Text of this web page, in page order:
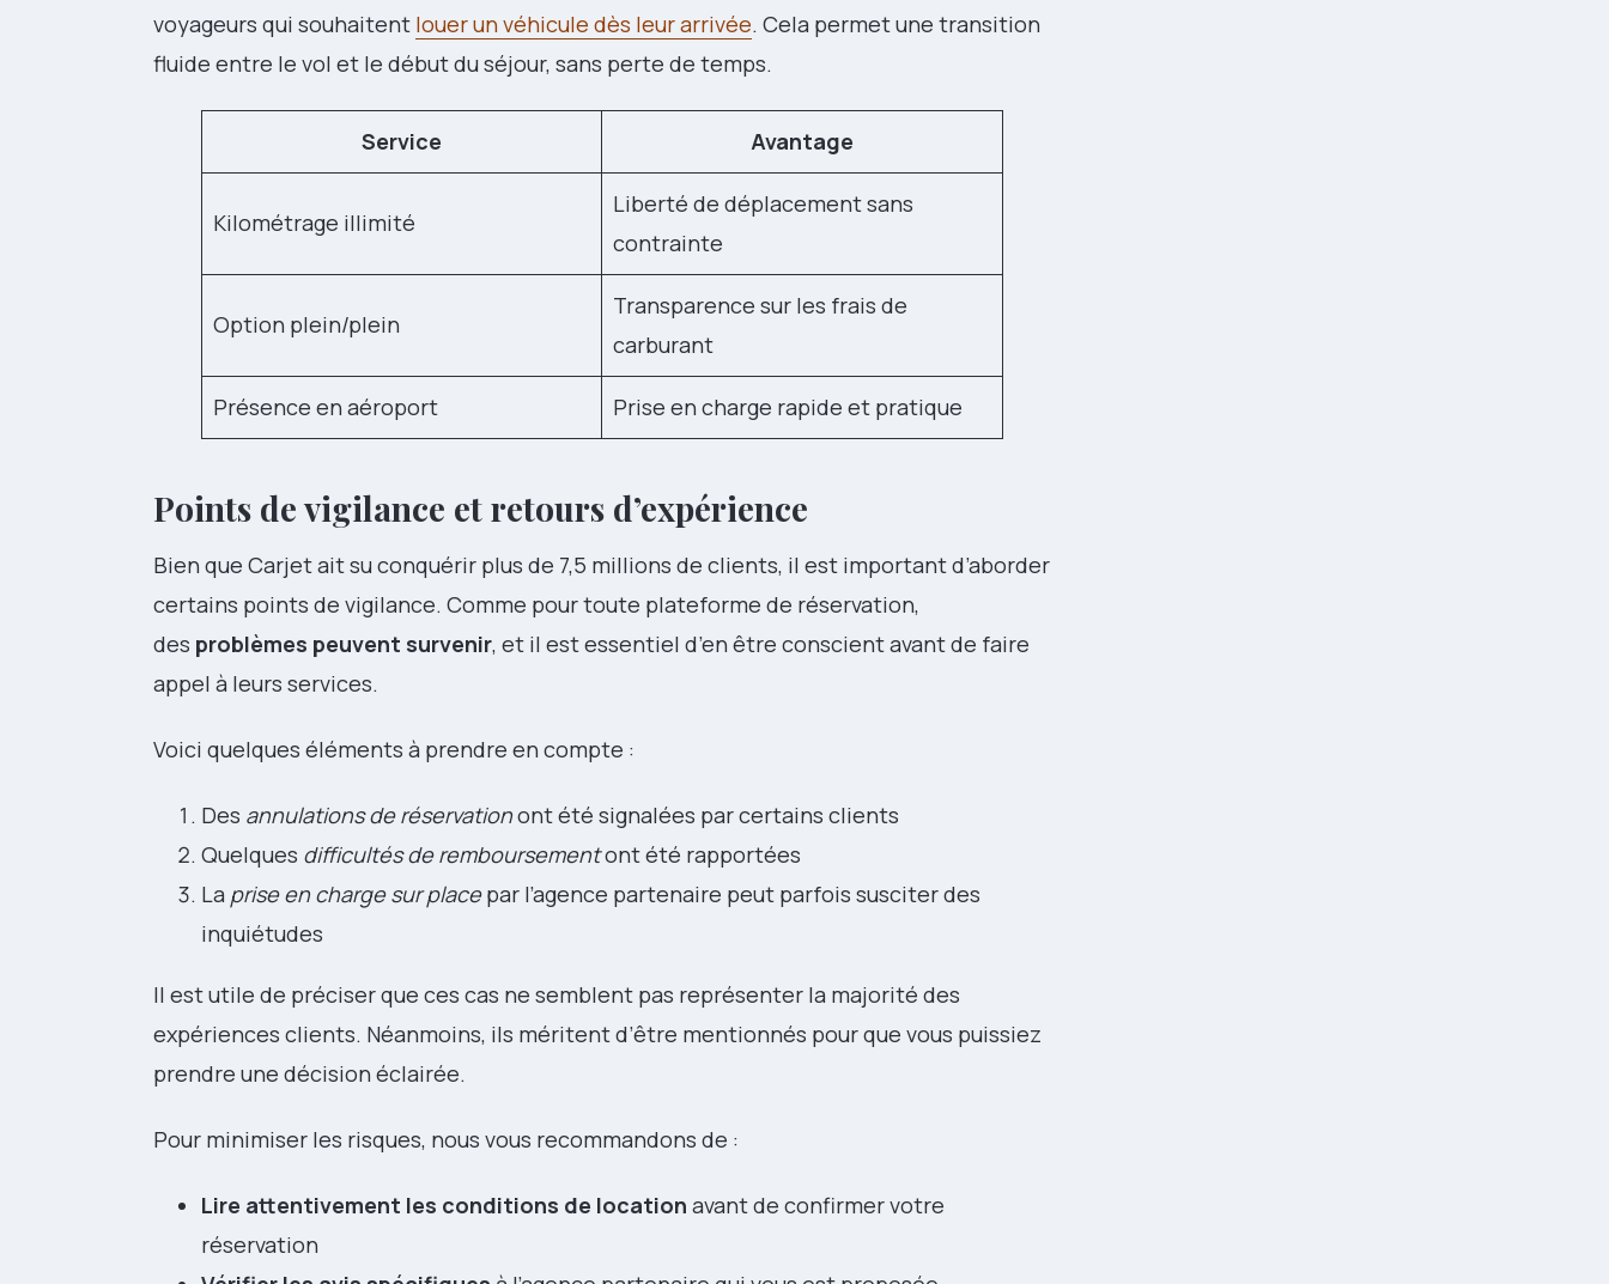
voyageurs qui souhaitent louer un véhicule dès leur arrivée. Cela permet une transition
fluide entre le vol et le début du séjour, sans perte de temps.
Service Avantage
Kilométrage illimité
Liberté de déplacement sans
contrainte
Option plein/plein
Transparence sur les frais de
carburant
Présence en aéroport Prise en charge rapide et pratique
Points de vigilance et retours d’expérience
Bien que Carjet ait su conquérir plus de 7,5 millions de clients, il est important d’aborder
certains points de vigilance. Comme pour toute plateforme de réservation,
des problèmes peuvent survenir, et il est essentiel d’en être conscient avant de faire
appel à leurs services.
Voici quelques éléments à prendre en compte :
Des annulations de réservationont été signalées par certains clients
Quelques difficultés de remboursementont été rapportées
La prise en charge sur placepar l’agence partenaire peut parfois susciter des
inquiétudes
Il est utile de préciser que ces cas ne semblent pas représenter la majorité des
expériences clients. Néanmoins, ils méritent d’être mentionnés pour que vous puissiez
prendre une décision éclairée.
Pour minimiser les risques, nous vous recommandons de :
Lire attentivement les conditions de location avant de confirmer votre
réservation